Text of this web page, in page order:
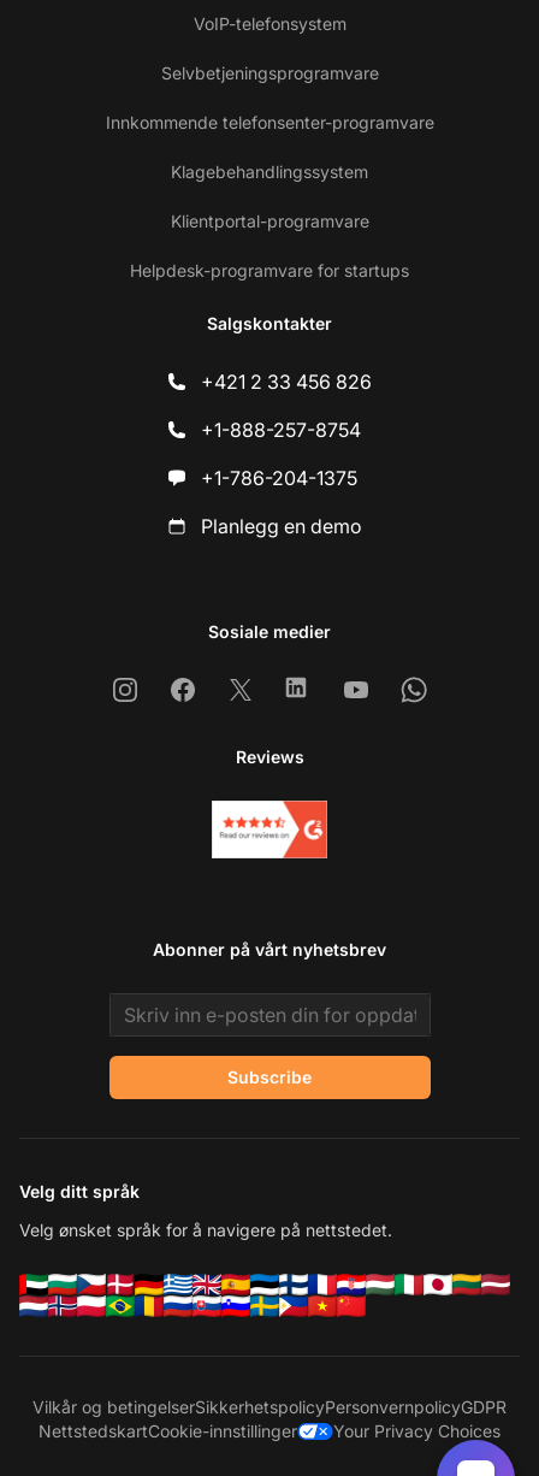
VoIP-telefonsystem
Selvbetjeningsprogramvare
Innkommende telefonsenter-programvare
Klagebehandlingssystem
Klientportal-programvare
Helpdesk-programvare for startups
Salgskontakter
+421 2 33 456 826
+1-888-257-8754
+1-786-204-1375
Planlegg en demo
Sosiale medier
InstagramFacebook
X LinkedinYoutubeWhatsapp
Reviews
Abonner på vårt nyhetsbrev
Email address
Subscribe
Velg ditt språk
Velg ønsket språk for å navigere på nettstedet.
Vilkår og betingelserSikkerhetspolicyPersonvernpolicyGDPR
NettstedskartCookie-innstillinger Your Privacy Choices